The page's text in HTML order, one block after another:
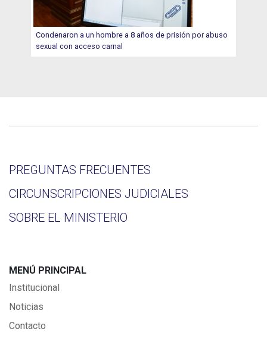
Condenaron a un hombre a 8 años de prisión por abuso
sexual con acceso carnal
PREGUNTAS FRECUENTES
CIRCUNSCRIPCIONES JUDICIALES
SOBRE EL MINISTERIO
MENÚ PRINCIPAL
Institucional
Noticias
Contacto